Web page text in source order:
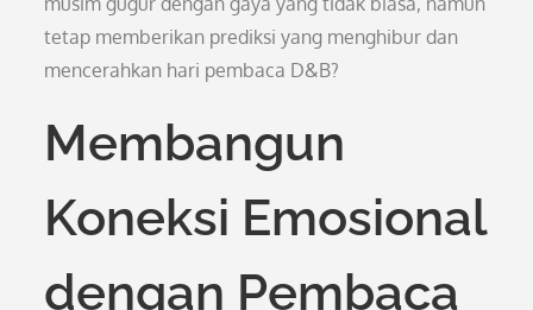
tetap memberikan prediksi yang menghibur dan
mencerahkan hari pembaca D&B?
Membangun
Koneksi Emosional
dengan Pembaca